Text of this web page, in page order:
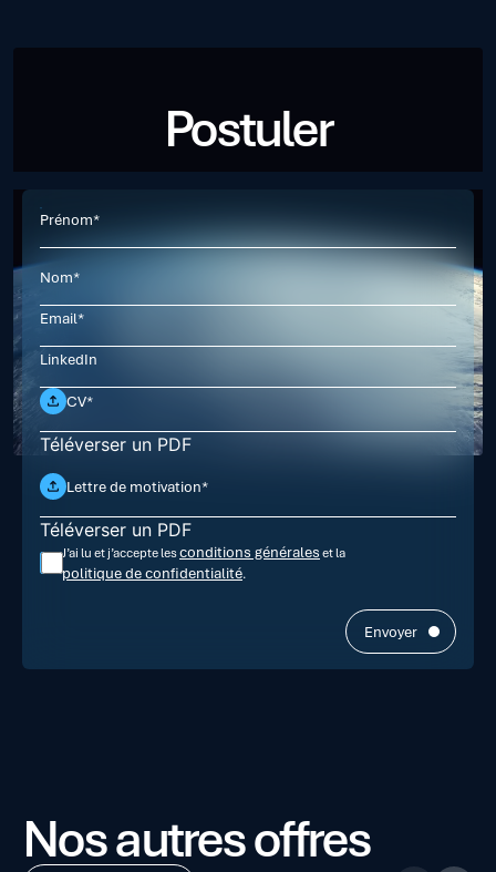
Postuler
CV*
Téléverser un PDF
Lettre de motivation*
Téléverser un PDF
J’ai lu et j’accepte lesconditions générales et la
politique de confidentialité.
Envoyer
Nos autres offres